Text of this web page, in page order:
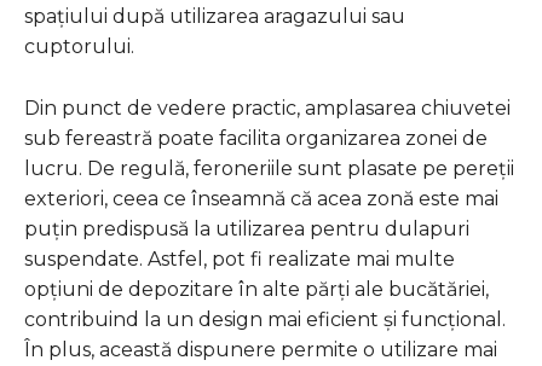
spațiului după utilizarea aragazului sau
cuptorului.
Din punct de vedere practic, amplasarea chiuvetei
sub fereastră poate facilita organizarea zonei de
lucru. De regulă, feroneriile sunt plasate pe pereții
exteriori, ceea ce înseamnă că acea zonă este mai
puțin predispusă la utilizarea pentru dulapuri
suspendate. Astfel, pot fi realizate mai multe
opțiuni de depozitare în alte părți ale bucătăriei,
contribuind la un design mai eficient și funcțional.
În plus, această dispunere permite o utilizare mai